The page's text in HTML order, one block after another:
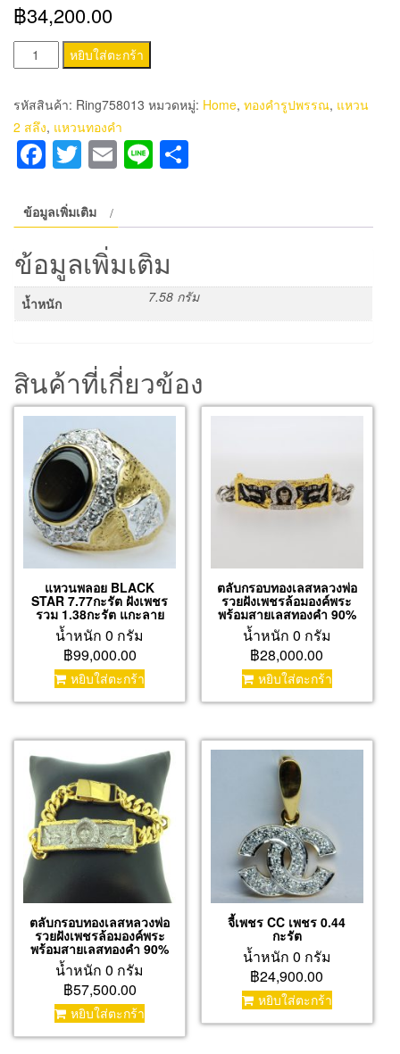
฿34,200.00
จำนวน
แหวน
ลูกคิด
น้ำ
หนัก
สลึง
ชิ้น
หยิบใส่ตะกร้า
รหัสสินค้า: Ring758013 หมวดหมู่: Home, ทองคำรูปพรรณ, แหวน
2 สลึง, แหวนทองคำ
Facebook
Twitter
Email
Line
ข้อมูลเพิ่มเติม
ข้อมูลเพิ่มเติม
น้ำหนัก 7.58 กรัม
สินค้าที่เกี่ยวข้อง
แหวนพลอย BLACK
STAR 7.77กะรัต ฝังเพชร
รวม 1.38กะรัต แกะลาย
น้ำหนัก 0 กรัม
฿99,000.00
หยิบใส่ตะกร้า
ตลับกรอบทองเลสหลวงพ่อ
รวยฝังเพชรล้อมองค์พระ
พร้อมสายเลสทองคำ 90%
น้ำหนัก 0 กรัม
฿28,000.00
หยิบใส่ตะกร้า
ตลับกรอบทองเลสหลวงพ่อ
รวยฝังเพชรล้อมองค์พระ
พร้อมสายเลสทองคำ 90%
น้ำหนัก 0 กรัม
฿57,500.00
หยิบใส่ตะกร้า
จี้เพชร CC เพชร 0.44
กะรัต
น้ำหนัก 0 กรัม
฿24,900.00
หยิบใส่ตะกร้า